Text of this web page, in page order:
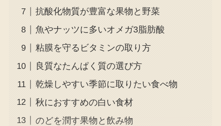
抗酸化物質が豊富な果物と野菜
魚やナッツに多いオメガ3脂肪酸
粘膜を守るビタミンの取り方
良質なたんぱく質の選び方
乾燥しやすい季節に取りたい食べ物
秋におすすめの白い食材
のどを潤す果物と飲み物